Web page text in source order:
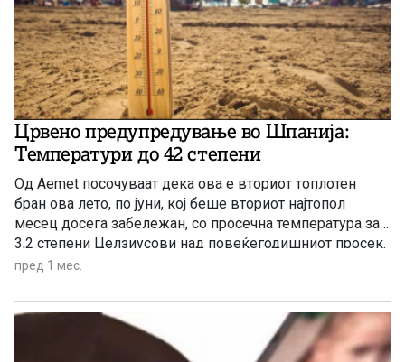
Црвено предупредување во Шпанија:
Температури до 42 степени
Од Aemet посочуваат дека ова е вториот топлотен
бран ова лето, по јуни, кој беше вториот најтопол
месец досега забележан, со просечна температура за
3,2 степени Целзиусови над повеќегодишниот просек.
пред 1 мес.